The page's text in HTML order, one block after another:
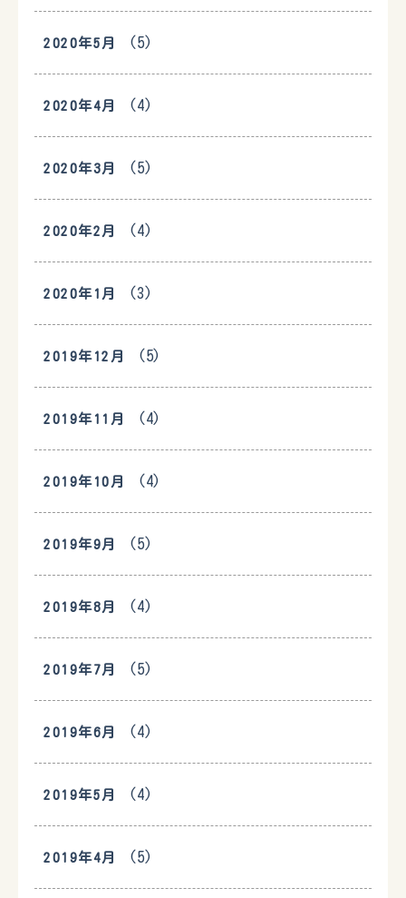
2020年5月 (5)
2020年4月 (4)
2020年3月 (5)
2020年2月 (4)
2020年1月 (3)
2019年12月 (5)
2019年11月 (4)
2019年10月 (4)
2019年9月 (5)
2019年8月 (4)
2019年7月 (5)
2019年6月 (4)
2019年5月 (4)
2019年4月 (5)